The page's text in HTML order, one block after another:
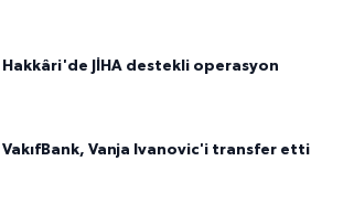
Hakkâri'de JİHA destekli operasyon
VakıfBank, Vanja Ivanovic'i transfer etti